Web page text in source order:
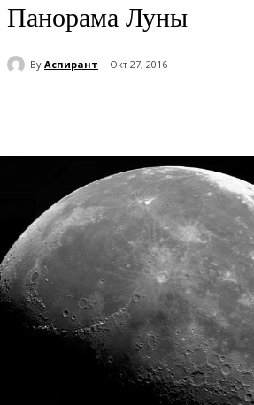
Панорама Луны
By Аспирант Окт 27, 2016